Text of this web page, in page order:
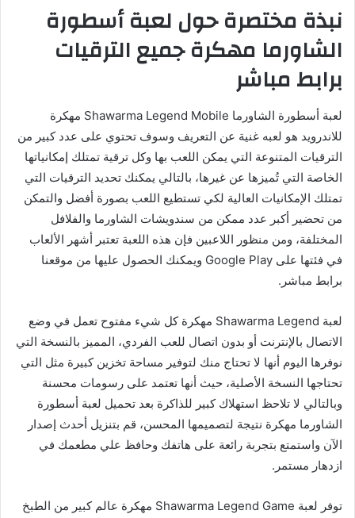
نبذة مختصرة حول لعبة أسطورة
الشاورما مهكرة جميع الترقيات
برابط مباشر
لعبة أسطورة الشاورما Shawarma Legend Mobile مهكرة
للاندرويد هو لعبه غنية عن التعريف وسوف تحتوي على عدد كبير من
الترقيات المتنوعة التي يمكن اللعب بها وكل ترقية تمتلك إمكانياتها
الخاصة التي تُميزها عن غيرها، بالتالي يمكنك تحديد الترقيات التي
تمتلك الإمكانيات العالية لكي تستطيع اللعب بصورة أفضل والتمكن
من تحضير أكبر عدد ممكن من سندويشات الشاورما والفلافل
المختلفة، ومن منظور اللاعبين فإن هذه اللعبة تعتبر أشهر الألعاب
في فئتها على Google Play ويمكنك الحصول عليها من موقعنا
برابط مباشر.
لعبة Shawarma Legend مهكرة كل شيء مفتوح تعمل في وضع
الاتصال بالإنترنت أو بدون اتصال للعب الفردي، المميز بالنسخة التي
نوفرها اليوم أنها لا تحتاج منك لتوفير مساحة تخزين كبيرة مثل التي
تحتاجها النسخة الأصلية، حيث أنها تعتمد على رسومات محسنة
وبالتالي لا تلاحظ استهلاك كبير للذاكرة بعد تحميل لعبة أسطورة
الشاورما مهكرة نتيجة لتصميمها المحسن، قم بتنزيل أحدث إصدار
الآن واستمتع بتجربة رائعة على هاتفك وحافظ علي مطعمك في
ازدهار مستمر.
توفر لعبة Shawarma Legend Game مهكرة عالم كبير من الطبخ